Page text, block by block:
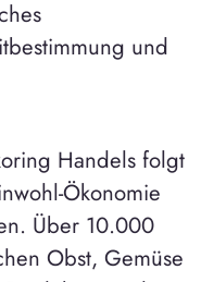
und
Handels folgt
Ökonomie
Über 10.000
Obst, Gemüse